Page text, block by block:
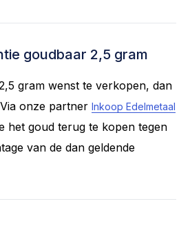
goudbaar 2,5 gram
gram wenst te verkopen, dan
onze partner Inkoop Edelmetaal
het goud terug te kopen tegen
van de dan geldende